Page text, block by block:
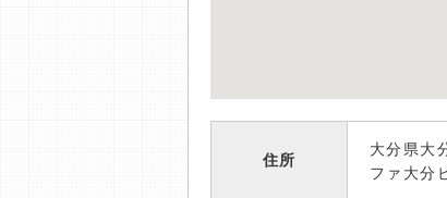
住所
大分県大
ファ大分